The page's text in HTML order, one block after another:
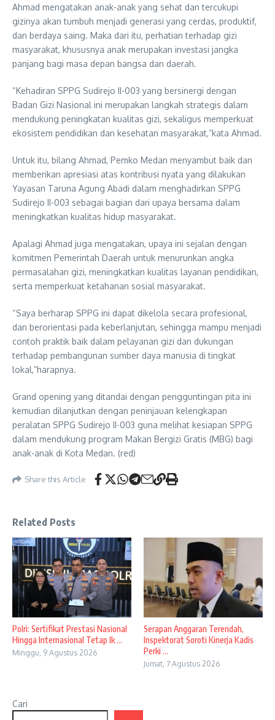
Ahmad mengatakan anak-anak yang sehat dan tercukupi
gizinya akan tumbuh menjadi generasi yang cerdas, produktif,
dan berdaya saing. Maka dari itu, perhatian terhadap gizi
masyarakat, khususnya anak merupakan investasi jangka
panjang bagi masa depan bangsa dan daerah.
“Kehadiran SPPG Sudirejo II-003 yang bersinergi dengan
Badan Gizi Nasional ini merupakan langkah strategis dalam
mendukung peningkatan kualitas gizi, sekaligus memperkuat
ekosistem pendidikan dan kesehatan masyarakat,”kata Ahmad.
Untuk itu, bilang Ahmad, Pemko Medan menyambut baik dan
memberikan apresiasi atas kontribusi nyata yang dilakukan
Yayasan Taruna Agung Abadi dalam menghadirkan SPPG
Sudirejo II-003 sebagai bagian dari upaya bersama dalam
meningkatkan kualitas hidup masyarakat.
Apalagi Ahmad juga mengatakan, upaya ini sejalan dengan
komitmen Pemerintah Daerah untuk menurunkan angka
permasalahan gizi, meningkatkan kualitas layanan pendidikan,
serta memperkuat ketahanan sosial masyarakat.
“Saya berharap SPPG ini dapat dikelola secara profesional,
dan berorientasi pada keberlanjutan, sehingga mampu menjadi
contoh praktik baik dalam pelayanan gizi dan dukungan
terhadap pembangunan sumber daya manusia di tingkat
lokal,”harapnya.
Grand opening yang ditandai dengan pengguntingan pita ini
kemudian dilanjutkan dengan peninjauan kelengkapan
peralatan SPPG Sudirejo II-003 guna melihat kesiapan SPPG
dalam mendukung program Makan Bergizi Gratis (MBG) bagi
anak-anak di Kota Medan. (red)
Share this Article
Related Posts
Polri: Sertifikat Prestasi Nasional
Hingga Internasional Tetap Ik ...
Minggu, 9 Agustus 2026
Serapan Anggaran Terendah,
Inspektorat Soroti Kinerja Kadis
Perki ...
Jumat, 7 Agustus 2026
Cari